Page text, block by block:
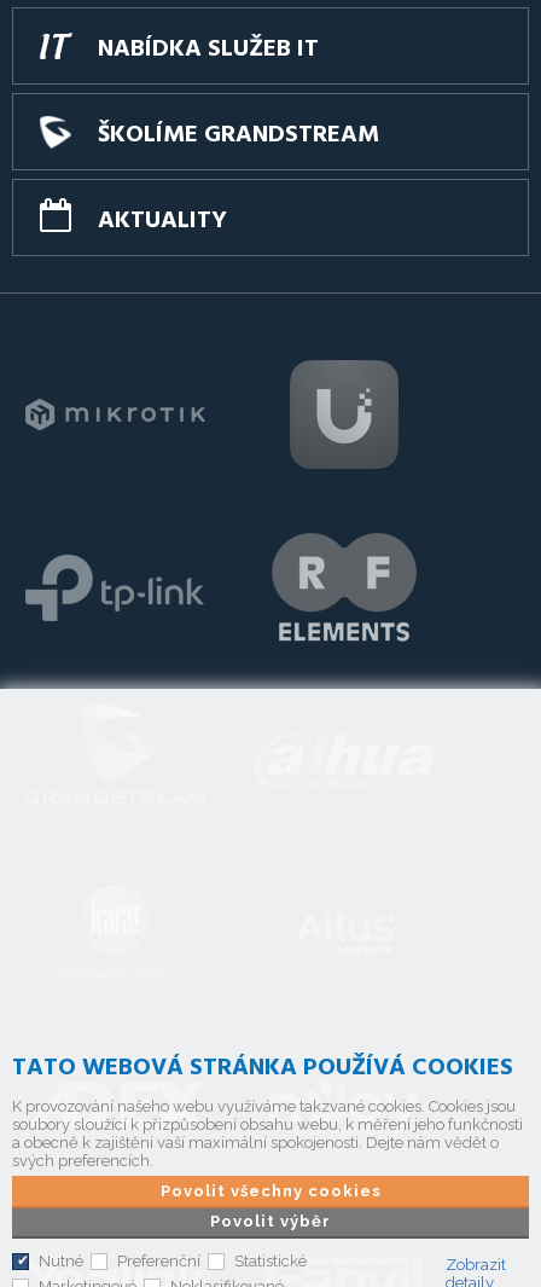
NABÍDKA SLUŽEB IT
ŠKOLÍME GRANDSTREAM
AKTUALITY
TATO WEBOVÁ STRÁNKA POUŽÍVÁ COOKIES
K provozování našeho webu využíváme takzvané cookies. Cookies jsou
soubory sloužící k přizpůsobení obsahu webu, k měření jeho funkčnosti
a obecně k zajištění vaší maximální spokojenosti. Dejte nám vědět o
svých preferencích.
Povolit výběr
Povolit všechny cookies
Nutné Preferenční
Statistické
Zobrazit
detaily